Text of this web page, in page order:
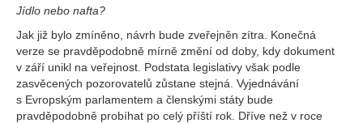
Jídlo nebo nafta?
Jak již bylo zmíněno, návrh bude zveřejněn zítra. Konečná
verze se pravděpodobně mírně změní od doby, kdy dokument
v září unikl na veřejnost. Podstata legislativy však podle
zasvěcených pozorovatelů zůstane stejná. Vyjednávání
s Evropským parlamentem a členskými státy bude
pravděpodobně probíhat po celý příští rok. Dříve než v roce